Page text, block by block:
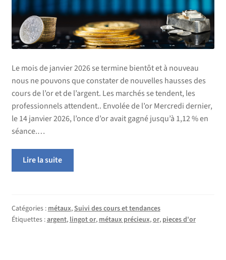
Le mois de janvier 2026 se termine bientôt et à nouveau
nous ne pouvons que constater de nouvelles hausses des
cours de l’or et de l’argent. Les marchés se tendent, les
professionnels attendent.. Envolée de l’or Mercredi dernier,
le 14 janvier 2026, l’once d’or avait gagné jusqu’à 1,12 % en
séance.…
Lire la suite
Catégories :métaux,Suivi des cours et tendances
Étiquettes :argent,lingot or,métaux précieux,or, pieces d'or